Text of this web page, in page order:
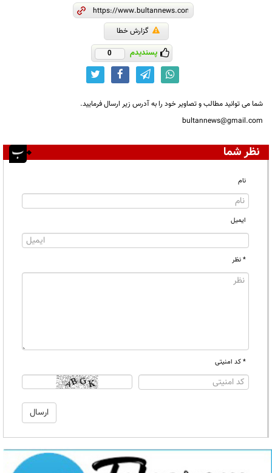
گزارش خطا
پسندیدم 0
شما می توانید مطالب و تصاویر خود را به آدرس زیر ارسال فرمایید.
bultannews@gmail.com
نظر شما
نام
ایمیل
* نظر
* کد امنیتی